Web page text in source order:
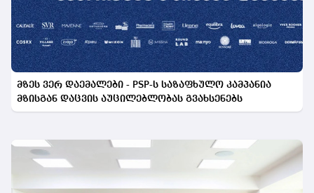
მზეს ვერ დაემალები - PSP-ს საზაფხულო კამპანია
მზისგან დაცვის აუცილებლობას გვახსენებს